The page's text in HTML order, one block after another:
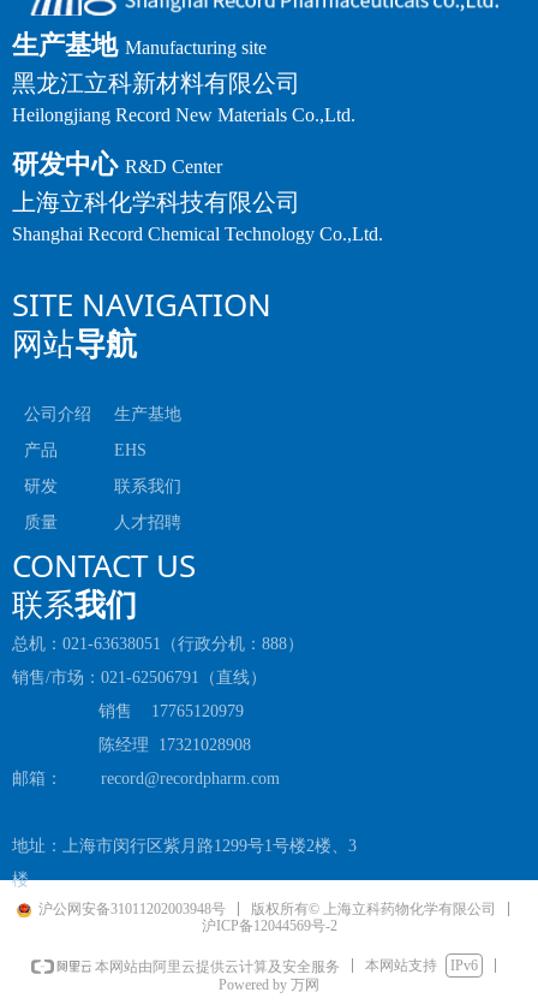
公司介绍
产品
研发
质量
生产基地
EHS
联系我们
人才招聘
SITE NAVIGATION
网站导航
CONTACT US
联系我们
总机：021-63638051（行政分机：888）
销售/市场：021-62506791（直线）
销售 17765120979
陈经理 17321028908
邮箱： record@recordpharm.com
地址：上海市闵行区紫月路1299号1号楼2楼、3
楼
生产基地 Manufacturing site
黑龙江立科新材料有限公司
Heilongjiang Record New Materials Co.,Ltd.
研发中心 R&D Center
上海立科化学科技有限公司
Shanghai Record Chemical Technology Co.,Ltd.
沪公网安备31011202003948号
版权所有© 上海立科药物化学有限公司
沪ICP备12044569号-2
本网站由阿里云提供云计算及安全服务 本网站支持
IPv6
Powered by 万网